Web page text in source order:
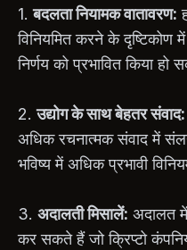
1.बदलता नियामक वातावरण:
विनियमित करने के
निर्णय को प्रभावित किया हो
2.उद्योग के साथ बेहतर संवाद:
अधिक रचनात्मक संवाद में
भविष्य में अधिक प्रभावी
3. अदालती मिसालें: अदालत
कर सकते हैं जो क्रिप्टो